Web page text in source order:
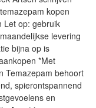
kopen
Let op: gebruik
levering
bijna op is
*Met
Temazepam behoort
spierontspannend
en